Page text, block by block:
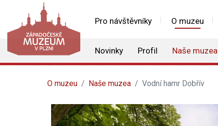
Pro návštěvníky O muzeu
Novinky Profil Naše muzea
O muzeu Naše muzea Vodní hamr Dobřív